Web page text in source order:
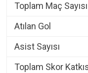
Toplam Maç Sayısı
Atılan Gol
Asist Sayısı
Toplam Skor